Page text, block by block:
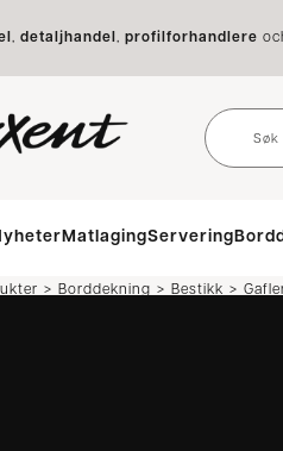
, detaljhandel , profilforhandlere
MatlagingServering
> Borddekning > Bestikk >